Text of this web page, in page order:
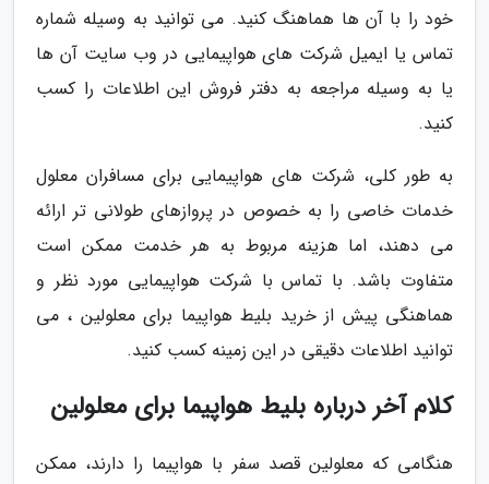
خود را با آن ها هماهنگ کنید. می توانید به وسیله شماره
تماس یا ایمیل شرکت های هواپیمایی در وب سایت آن ها
یا به وسیله مراجعه به دفتر فروش این اطلاعات را کسب
کنید.
به طور کلی، شرکت های هواپیمایی برای مسافران معلول
خدمات خاصی را به خصوص در پروازهای طولانی تر ارائه
می دهند، اما هزینه مربوط به هر خدمت ممکن است
متفاوت باشد. با تماس با شرکت هواپیمایی مورد نظر و
هماهنگی پیش از خرید بلیط هواپیما برای معلولین ، می
توانید اطلاعات دقیقی در این زمینه کسب کنید.
کلام آخر درباره بلیط هواپیما برای معلولین
هنگامی که معلولین قصد سفر با هواپیما را دارند، ممکن